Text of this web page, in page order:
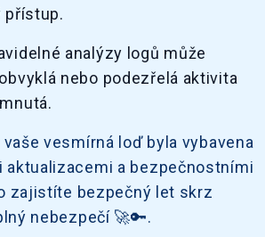
přístup.
analýzy logů může
nebo podezřelá aktivita
vaše vesmírná loď byla vybavena
aktualizacemi a bezpečnostními
zajistíte bezpečný let skrz
nebezpečí 🚀🔑.